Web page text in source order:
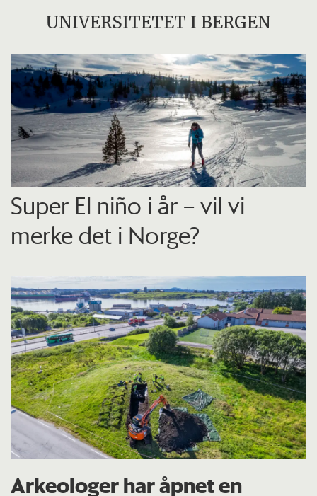
UNIVERSITETET I BERGEN
Super El niño i år – vil vi
merke det i Norge?
Arkeologer har åpnet en